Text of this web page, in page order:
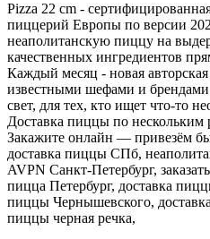
Pizza 22 cm -
пиццерий Европы по версии
неаполитанскую пиццу на
качественных ингредиентов
Каждый месяц - новая
известными шефами и
свет, для тех, кто ищет что-то
Доставка пиццы по нескольким
Закажите онлайн — привезём
доставка пиццы СПб,
AVPN Санкт-Петербург,
пицца Петербург, доставка
пиццы Чернышевского,
пиццы черная речка,